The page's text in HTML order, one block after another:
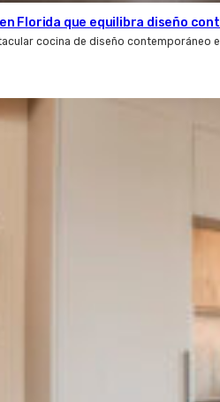
Florida que equilibra diseño
cocina de diseño contemporáneo